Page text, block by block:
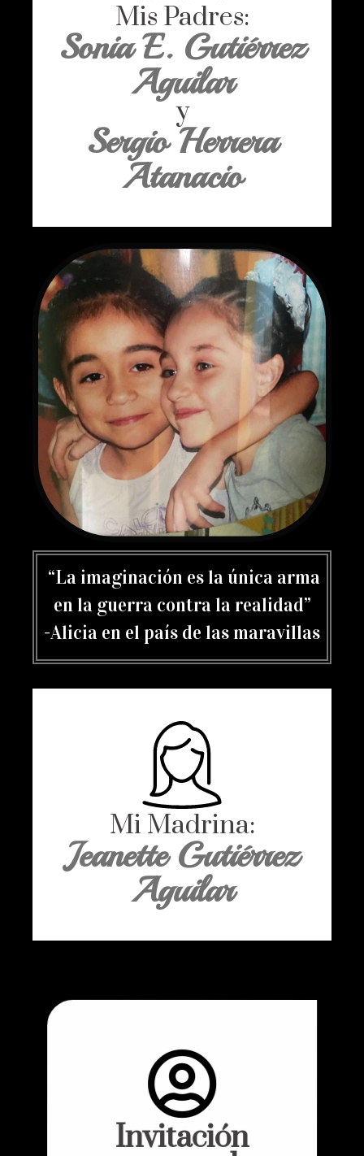
Mis Padres:
Sonia E. Gutiérrez
Aguilar
y
Sergio Herrera
Atanacio
“La imaginación es la única arma
en la guerra contra la realidad”
-Alicia en el país de las maravillas
Mi Madrina:
Jeanette Gutiérrez
Aguilar
Invitación